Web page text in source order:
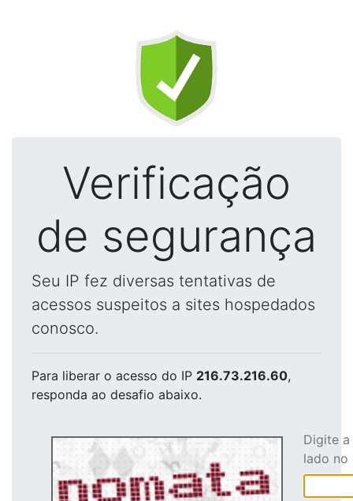
Verificação
de segurança
Seu IP fez diversas tentativas de
acessos suspeitos a sites hospedados
conosco.
Para liberar o acesso do IP 216.73.216.60,
responda ao desafio abaixo.
Digite
lado no